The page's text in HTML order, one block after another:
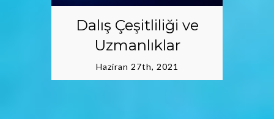
Zenginleştirilmiş
Hava Dalışı | Nitroks
Temmuz 14th, 2018